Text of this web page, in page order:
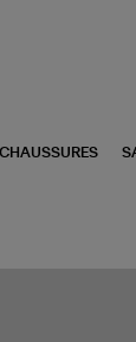
CHAUSSURES